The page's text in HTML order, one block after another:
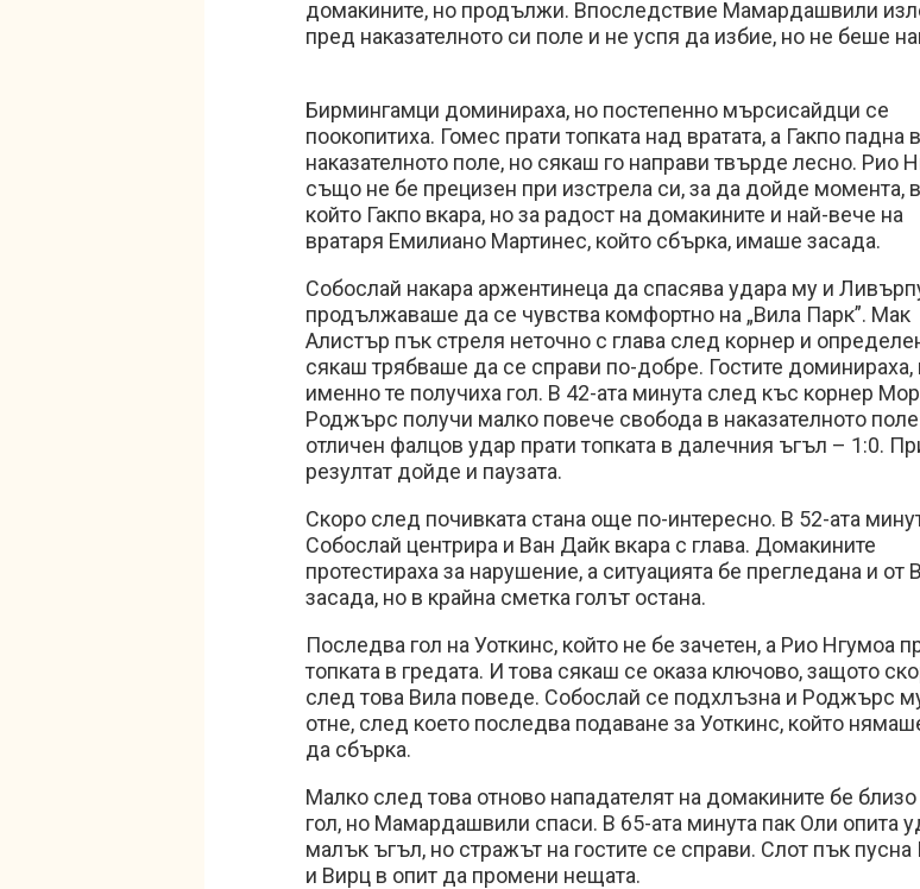
домакините, но продължи. Впоследствие Мамардашвили
пред наказателното си поле и не успя да избие, но не беше
Бирмингамци доминираха, но постепенно мърсисайдци се
поокопитиха. Гомес прати топката над вратата, а Гакпо падна в
наказателното поле, но сякаш го направи твърде лесно. Рио
също не бе прецизен при изстрела си, за да дойде момента, в
който Гакпо вкара, но за радост на домакините и най-вече на
вратаря Емилиано Мартинес, който сбърка, имаше засада.
Собослай накара аржентинеца да спасява удара му и
продължаваше да се чувства комфортно на „Вила Парк”. Мак
Алистър пък стреля неточно с глава след корнер и
сякаш трябваше да се справи по-добре. Гостите доминираха,
именно те получиха гол. В 42-ата минута след къс корнер
Роджърс получи малко повече свобода в наказателното
отличен фалцов удар прати топката в далечния ъгъл – 1:0.
резултат дойде и паузата.
Скоро след почивката стана още по-интересно. В 52-ата
Собослай центрира и Ван Дайк вкара с глава. Домакините
протестираха за нарушение, а ситуацията бе прегледана и от
засада, но в крайна сметка голът остана.
Последва гол на Уоткинс, който не бе зачетен, а Рио Нгумоа
топката в гредата. И това сякаш се оказа ключово, защото
след това Вила поведе. Собослай се подхлъзна и Роджърс
отне, след което последва подаване за Уоткинс, който
да сбърка.
Малко след това отново нападателят на домакините бе
гол, но Мамардашвили спаси. В 65-ата минута пак Оли опита
малък ъгъл, но стражът на гостите се справи. Слот пък пусна
и Вирц в опит да промени нещата.